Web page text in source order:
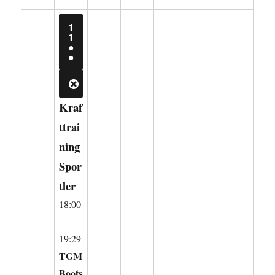
1
1
AUGUST
2026
●
●
VERANSTALTUNGEN)
CLOSE
Kraf
ttrai
ning
Spor
tler
18:00
-
19:29
TGM